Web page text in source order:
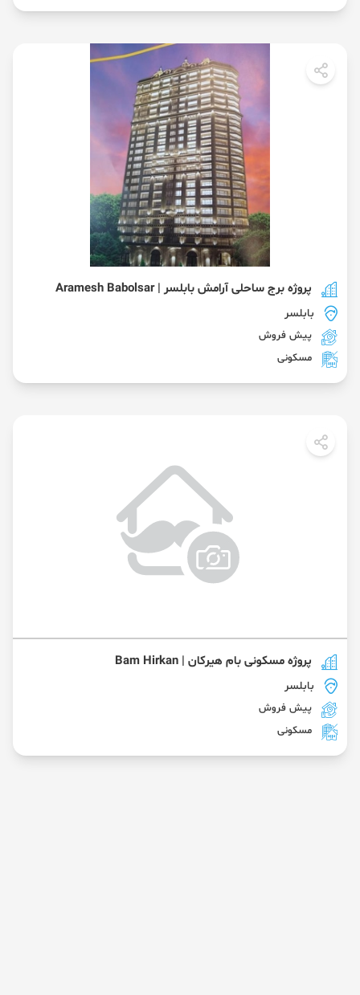
پروژه برج ساحلی آرامش بابلسر | Aramesh Babolsar
بابلسر
پیش فروش
مسکونی
پروژه مسکونی بام هیرکان | Bam Hirkan
بابلسر
پیش فروش
مسکونی